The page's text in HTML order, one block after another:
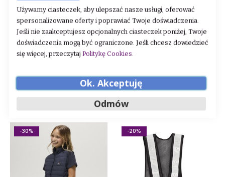
Kamizelka młodzieżowa
Imperial Riding "Charlie"
210,00 zł
DODAJ DO KOSZYKA
Kamizelka młodzieżowa
Imperial Riding "Chris"
210,00 zł
DODAJ DO KOSZYKA
-30% -20%
Używamy ciasteczek, aby ulepszać nasze usługi, oferować
spersonalizowane oferty i poprawiać Twoje doświadczenia.
Jeśli nie zaakceptujesz opcjonalnych ciasteczek poniżej, Twoje
doświadczenia mogą być ograniczone. Jeśli chcesz dowiedzieć
się więcej, przeczytaj Politykę Cookies.
Ok. Akceptuję
Odmów